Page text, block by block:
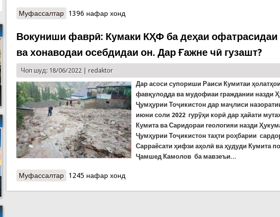
Муфассалтар о Дидору мулоқотҳо дар Раёсатҳои Кумита
1396 нафар хонд
Вокуниши фаврӣ: Кумаки КҲФ ба деҳаи офатрасидаи
ва хонаводаи осебдидаи он. Дар Ғажне чӣ гузашт?
Чоп шуд: 18/06/2022 |redaktor
Дар асоси супориши Раиси Кумитаи ҳолатҳои
фавқулодда ва мудофиаи граждании назди
Ҷумҳурии Тоҷикистон дар маҷлиси
июни соли 2022 гурўҳи корӣ дар ҳайати
Кумита ва Саридораи геологияи назди
Ҷумҳурии Тоҷикистон таҳти роҳбарии
Сарраёсатиҳифзи аҳолӣ ва ҳудуди Кумита
Ҷамшед Камолов ба мавзеъи...
Муфассалтар о Вокуниши фаврӣ: Кумаки КҲФ ба деҳаи офатрасидаи Ғажне ва
1245 нафар хонд